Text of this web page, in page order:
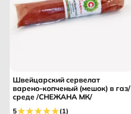
Швейцарский сервелат
варено-копченый (мешок) в газ/
среде /СНЕЖАНА МК/
5 (1)